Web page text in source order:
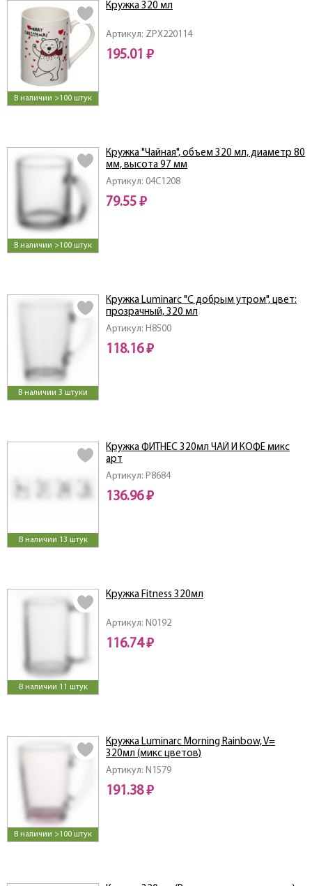
В наличии >100 штук
Артикул: ZPX220114
Кружка 320 мл
195.01 ₽
В наличии >100 штук
Артикул: 04C1208
Кружка "Чайная", объем 320 мл, диаметр 80
мм, высота 97 мм
79.55 ₽
В наличии 3 штуки
Артикул: H8500
Кружка Luminarc "С добрым утром", цвет:
прозрачный, 320 мл
118.16 ₽
В наличии 13 штук
Артикул: P8684
Кружка ФИТНЕС 320мл ЧАЙ И КОФЕ микс
арт
136.96 ₽
В наличии 11 штук
Артикул: N0192
Кружка Fitness 320мл
116.74 ₽
В наличии >100 штук
Артикул: N1579
Кружка Luminarc Morning Rainbow, V=
320мл (микс цветов)
191.38 ₽